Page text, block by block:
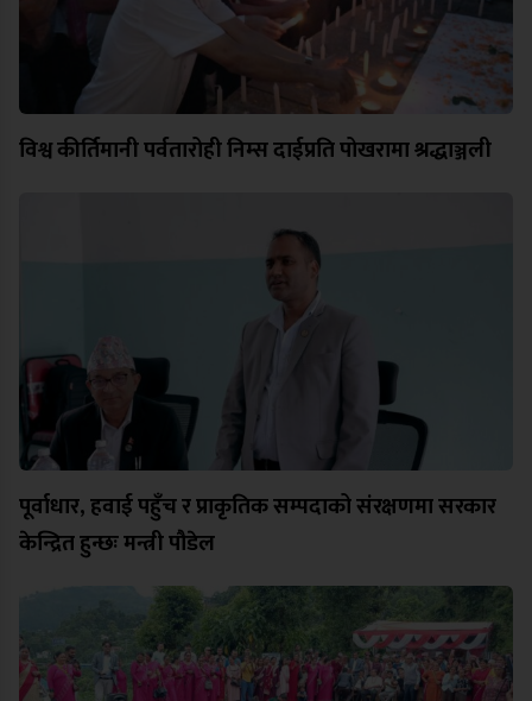
विश्व कीर्तिमानी पर्वतारोही निम्स दाईप्रति पोखरामा श्रद्धाञ्जली
पूर्वाधार, हवाई पहुँच र प्राकृतिक सम्पदाको संरक्षणमा सरकार
केन्द्रित हुन्छः मन्त्री पौडेल